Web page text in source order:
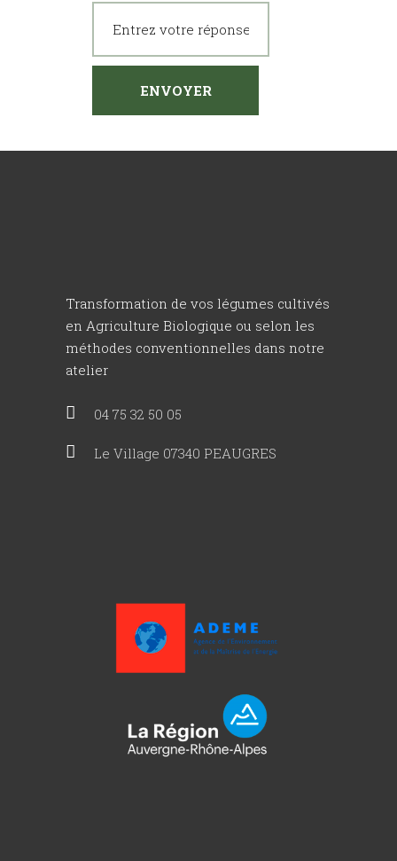
Transformation de vos légumes cultivés
en Agriculture Biologique ou selon les
méthodes conventionnelles dans notre
atelier
04 75 32 50 05
Le Village 07340 PEAUGRES